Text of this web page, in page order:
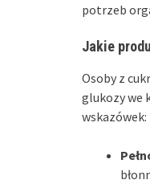
potrzeb
Jakie
Osoby z
glukozy we
wskazówek: